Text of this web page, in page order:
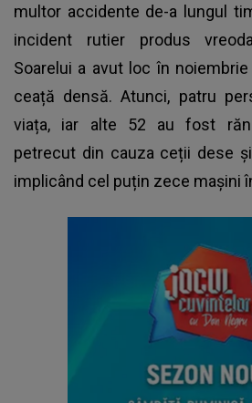
multor accidente de-a lungul
incident rutier produs
Soarelui a avut loc în
ceață densă. Atunci, patru
viața, iar alte 52 au fost
petrecut din cauza ceții dese
implicând cel puțin zece mașini